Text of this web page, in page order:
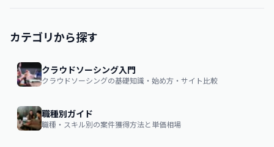
カテゴリから探す
クラウドソーシング入門
クラウドソーシングの基礎知識・始め方・サイト比較
職種別ガイド
職種・スキル別の案件獲得方法と単価相場